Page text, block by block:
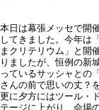
本日は幕張メッセで開
してきました。今年は
まクリテリウム」と開
りましたが、恒例の新
っているサッシャとの
さんの前で思いの丈？
更に夕方にはツール・
テージに上がり、会場